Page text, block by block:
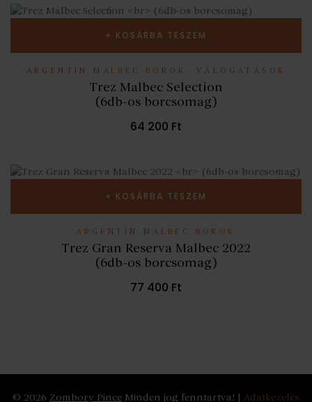
KOSÁRBA TESZEM
ARGENTÍN MALBEC BOROK , VÁLOGATÁSOK
Trez Malbec Selection
(6db-os borcsomag)
64 200 Ft
KOSÁRBA TESZEM
ARGENTÍN MALBEC BOROK
Trez Gran Reserva Malbec 2022
(6db-os borcsomag)
77 400 Ft
© 2026 Zombory Pince Minden jog fenntartva! | Adatkezelés